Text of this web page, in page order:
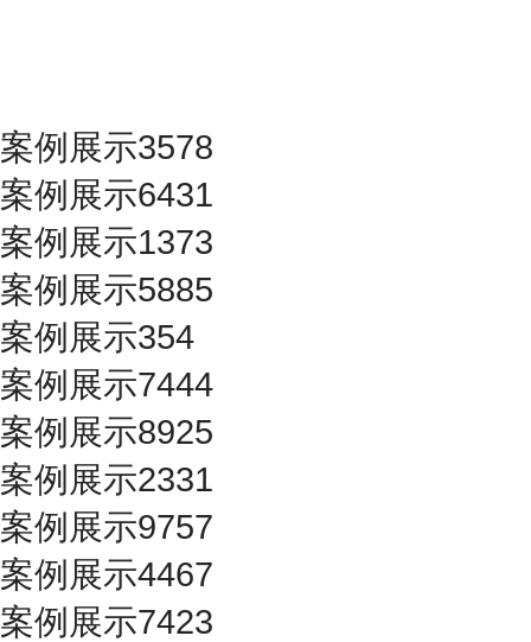
案例展示3578
案例展示6431
案例展示1373
案例展示5885
案例展示354
案例展示7444
案例展示8925
案例展示2331
案例展示9757
案例展示4467
案例展示7423